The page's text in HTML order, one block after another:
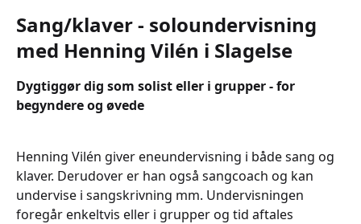
Sang/klaver - soloundervisning
med Henning Vilén i Slagelse
Dygtiggør dig som solist eller i grupper - for
begyndere og øvede
Henning Vilén giver eneundervisning i både sang og
klaver. Derudover er han også sangcoach og kan
undervise i sangskrivning mm. Undervisningen
foregår enkeltvis eller i grupper og tid aftales